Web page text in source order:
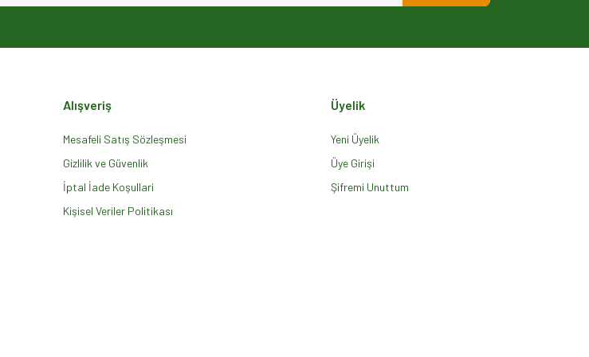
Gönder
Alışveriş
Mesafeli Satış Sözleşmesi
Gizlilik ve Güvenlik
İptal İade Koşullari
Kişisel Veriler Politikası
Üyelik
Yeni Üyelik
Üye Girişi
Şifremi Unuttum